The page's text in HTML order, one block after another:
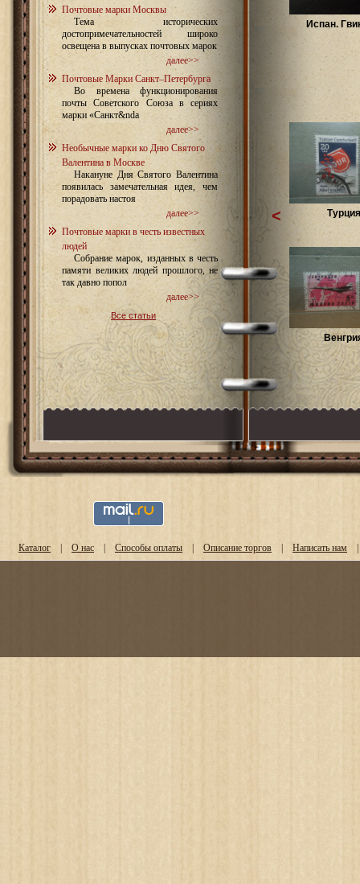
Почтовые марки Москвы
Тема исторических
достопримечательностей широко
освещена в выпусках почтовых марок
далее>>
Почтовые Марки Санкт–Петербурга
Во времена функционирования
почты Советского Союза в сериях
марки «Санкт&nda
далее>>
Необычные марки ко Дню Святого
Валентина в Москве
Накануне Дня Святого Валентина
появилась замечательная идея, чем
порадовать настоя
далее>>
Почтовые марки в честь известных
людей
Собрание марок, изданных в честь
памяти великих людей прошлого, не
так давно попол
далее>>
Все статьи
Испан.
Турция
<
Каталог | О нас | Способы оплаты | Описание торгов | Написать нам |